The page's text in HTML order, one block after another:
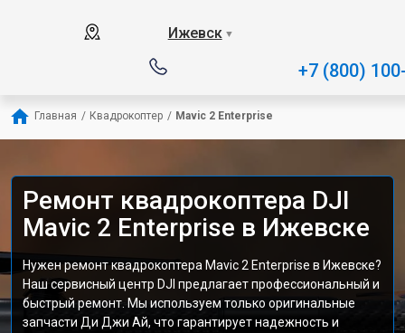
Ижевск ▼
+7 (800)
Главная / Квадрокоптер / Mavic 2 Enterprise
Ремонт квадрокоптера DJI
Mavic 2 Enterprise в Ижевске
Нужен ремонт квадрокоптера Mavic 2 Enterprise в Ижевске?
Наш сервисный центр DJI предлагает профессиональный и
быстрый ремонт. Мы используем только оригинальные
запчасти Ди Джи Ай, что гарантирует надежность и